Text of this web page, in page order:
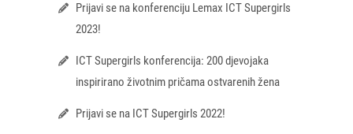
Prijavi se na konferenciju Lemax ICT Supergirls
2023!
ICT Supergirls konferencija: 200 djevojaka
inspirirano životnim pričama ostvarenih žena
Prijavi se na ICT Supergirls 2022!